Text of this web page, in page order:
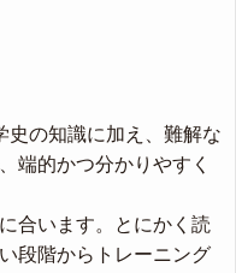
史の知識に加え、難解な
端的かつ分かりやすく
合います。とにかく読
段階からトレーニング